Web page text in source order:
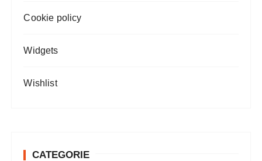
Cookie policy
Widgets
Wishlist
CATEGORIE